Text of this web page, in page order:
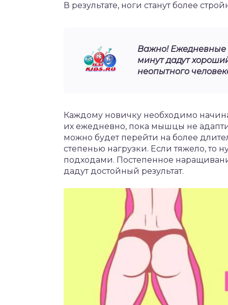
В результате, ноги станут более
Важно! Ежедневные
минут дадут
неопытного
Каждому новичку необходимо
их ежедневно, пока мышцы не
можно будет перейти на более
степенью нагрузки. Если тяжело,
подходами. Постепенное
дадут достойный результат.